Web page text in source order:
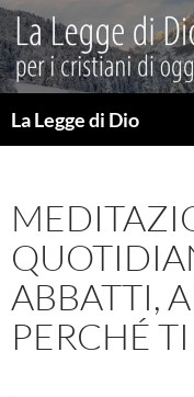
Vai
al
contenuto
La Legge di Dio
ABBATTI,
PERCHÉ